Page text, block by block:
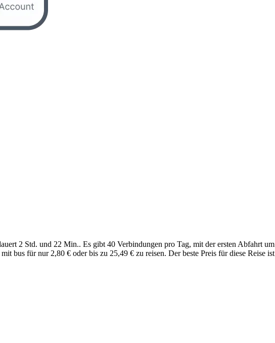
2 Std. und 22 Min.. Es gibt 40 Verbindungen pro Tag, mit der ersten Abfahrt um
bus für nur 2,80 € oder bis zu 25,49 € zu reisen. Der beste Preis für diese Reise ist